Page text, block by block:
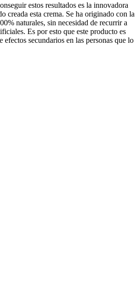
estos resultados es la innovadora
creada esta crema. Se ha originado con la
naturales, sin necesidad de recurrir a
Es por esto que este producto es
secundarios en las personas que lo